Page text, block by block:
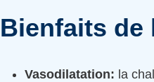
Bienfaits de
Vasodilatation: la